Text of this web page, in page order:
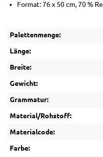
Format: 76 x 50 cm, 70 %
Palettenmenge:
Länge:
Breite:
Gewicht:
Grammatur:
Material/Rohstoff:
Materialcode:
Farbe: